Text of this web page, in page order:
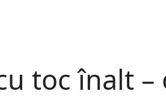
toc înalt